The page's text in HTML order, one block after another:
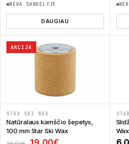
NĖRA SANDĖLYJE
DAUGIAU
AKCIJA
STAR SKI WAX
Natūralaus kamščio šepetys,
100 mm Star Ski Wax
Wax